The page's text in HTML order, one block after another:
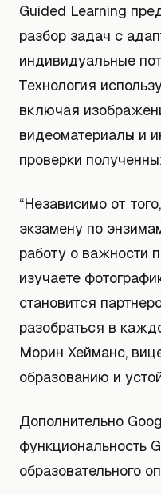
Guided Learning
разбор задач с
индивидуальные
Технология
включая
видеоматериалы и
проверки
“Независимо от
экзамену по
работу о важности
изучаете
становится
разобраться в
Морин Хейманс,
образованию и
Дополнительно
функциональность
образовательного